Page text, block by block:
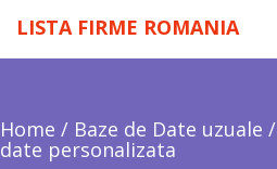
LISTA FIRME ROMANIA
Home / Baze de Date uzuale /
date personalizata